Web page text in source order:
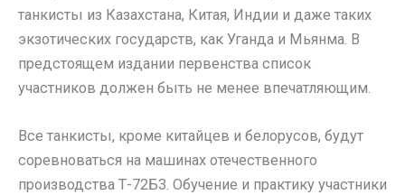
танкисты из Казахстана, Китая, Индии и даже таких
экзотических государств, как Уганда и Мьянма. В
предстоящем издании первенства список
участников должен быть не менее впечатляющим.
Все танкисты, кроме китайцев и белорусов, будут
соревноваться на машинах отечественного
производства Т-72Б3. Обучение и практику участники